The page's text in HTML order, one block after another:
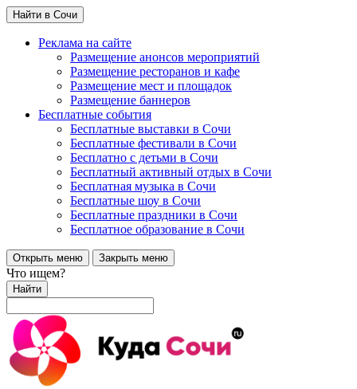
Найти в Сочи
Реклама на сайте
Размещение анонсов мероприятий
Размещение ресторанов и кафе
Размещение мест и площадок
Размещение баннеров
Бесплатные события
Бесплатные выставки в Сочи
Бесплатные фестивали в Сочи
Бесплатно с детьми в Сочи
Бесплатный активный отдых в Сочи
Бесплатная музыка в Сочи
Бесплатные шоу в Сочи
Бесплатные праздники в Сочи
Бесплатное образование в Сочи
Открыть меню Закрыть меню
Что ищем?
Найти